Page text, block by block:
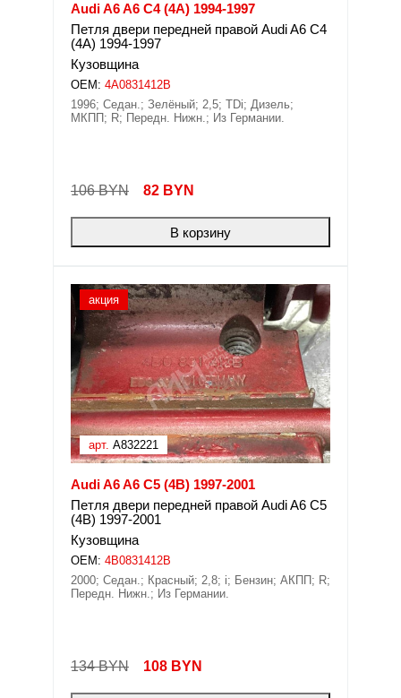
Audi A6 A6 C4 (4A) 1994-1997
Петля двери передней правой Audi A6 C4
(4A) 1994-1997
Кузовщина
OEM: 4A0831412B
1996; Седан.; Зелёный; 2,5; TDi; Дизель;
МКПП; R; Передн. Нижн.; Из Германии.
106 BYN 82 BYN
В корзину
акция
арт. A832221
Audi A6 A6 C5 (4B) 1997-2001
Петля двери передней правой Audi A6 C5
(4B) 1997-2001
Кузовщина
OEM: 4B0831412B
2000; Седан.; Красный; 2,8; i; Бензин; АКПП; R;
Передн. Нижн.; Из Германии.
134 BYN 108 BYN